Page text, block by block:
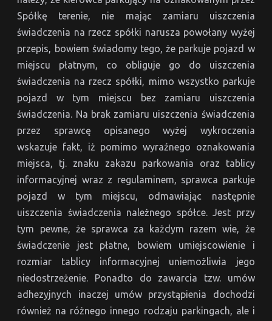
Spółkę terenie, nie mając zamiaru uiszczenia
świadczenia na rzecz spółki narusza powołany wyżej
przepis, bowiem świadomy tego, że parkuje pojazd w
miejscu płatnym, co obliguje go do uiszczenia
świadczenia na rzecz spółki, mimo wszystko parkuje
pojazd w tym miejscu bez zamiaru uiszczenia
świadczenia. Na brak zamiaru uiszczenia świadczenia
przez sprawcę opisanego wyżej wykroczenia
wskazuje fakt, iż pomimo wyraźnego oznakowania
miejsca, tj. znaku zakazu parkowania oraz tablicy
informacyjnej wraz z regulaminem, sprawca parkuje
pojazd w tym miejscu, odmawiając następnie
uiszczenia świadczenia należnego spółce. Jest przy
tym pewne, że sprawca za każdym razem wie, że
świadczenie jest płatne, bowiem umiejscowienie i
rozmiar tablicy informacyjnej uniemożliwia jego
niedostrzeżenie. Ponadto do zawarcia tzw. umów
adhezyjnych inaczej umów przystąpienia dochodzi
również na różnego innego rodzaju parkingach, ale i